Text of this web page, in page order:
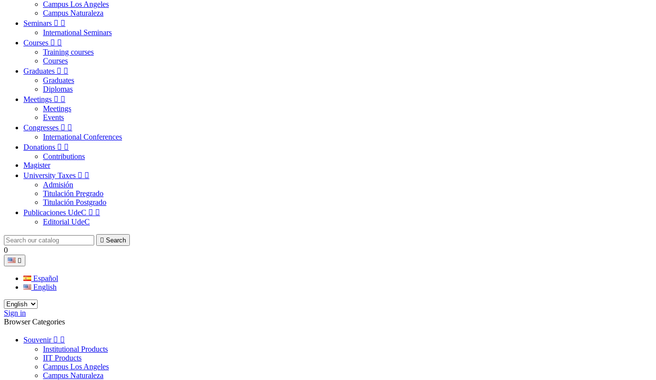
Campus Los Angeles
Campus Naturaleza
Seminars  
International Seminars
Courses  
Training courses
Courses
Graduates  
Graduates
Diplomas
Meetings  
Meetings
Events
Congresses  
International Conferences
Donations  
Contributions
Magister
University Taxes  
Admisión
Titulación Pregrado
Titulación Postgrado
Publicaciones UdeC  
Editorial UdeC
 Search
0

Español
English
Sign in
Browser Categories
Souvenir  
Institutional Products
IIT Products
Campus Los Angeles
Campus Naturaleza